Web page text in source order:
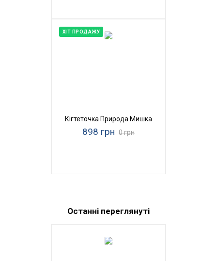
ХІТ ПРОДАЖУ
Кігтеточка Природа Мишка
898 грн 0 грн
Останні переглянуті